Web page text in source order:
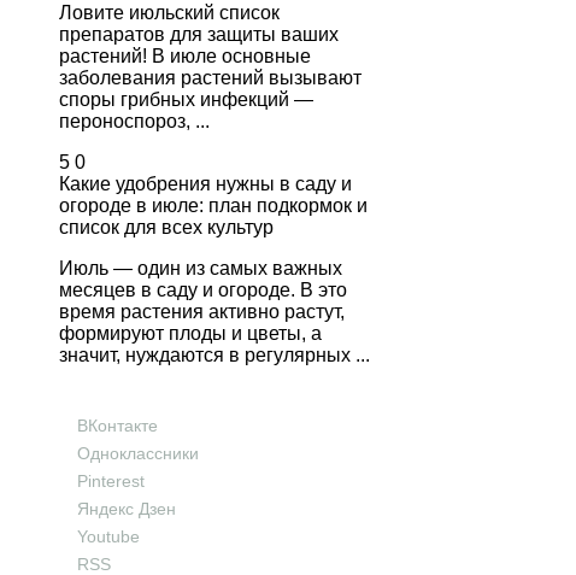
Ловите июльский список
препаратов для защиты ваших
растений! В июле основные
заболевания растений вызывают
споры грибных инфекций —
пероноспороз, ...
5 0
Какие удобрения нужны в саду и
огороде в июле: план подкормок и
список для всех культур
Июль — один из самых важных
месяцев в саду и огороде. В это
время растения активно растут,
формируют плоды и цветы, а
значит, нуждаются в регулярных ...
ВКонтакте
Одноклассники
Pinterest
Яндекс Дзен
Youtube
RSS